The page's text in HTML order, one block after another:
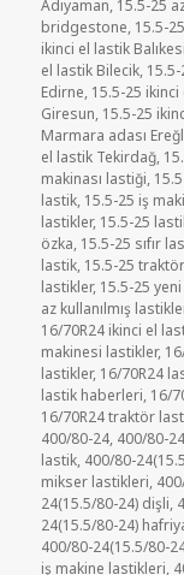
tarihi
Adıyaman, 15.5-25
bridgestone, 15.5-
ikinci el lastik
el lastik Bilecik,
Edirne, 15.5-25
Giresun, 15.5-25
Marmara adası
el lastik Tekirdağ,
makinası lastiği,
lastik, 15.5-25 iş
lastikler, 15.5-25
özka, 15.5-25 sıfır
lastik, 15.5-25
lastikler, 15.5-25
az kullanılmış
16/70R24 ikinci el
makinesi lastikler,
lastikler, 16/70R24
lastik haberleri, 16/
16/70R24 traktör
400/80-24, 400/80-
lastik, 400/80-
mikser lastikleri,
24(15.5/80-24) dişli,
24(15.5/80-24)
400/80-24(15.5/80-
iş makine lastikleri,